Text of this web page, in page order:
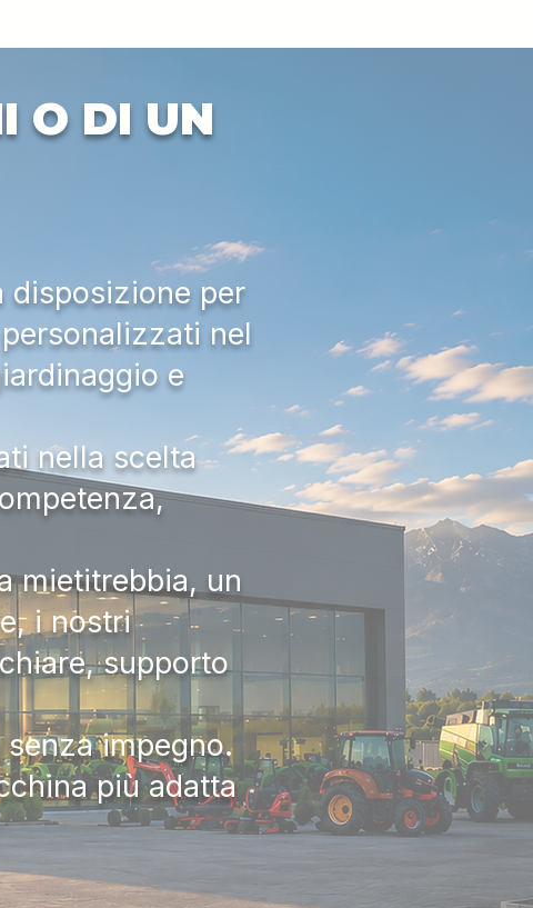
O DI UN
disposizione per
nel
e
nella scelta
mietitrebbia, un
i nostri
supporto
impegno.
più adatta